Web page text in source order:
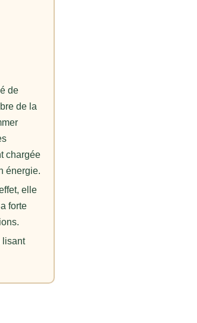
de
de la
chargée
énergie.
elle
forte
lisant